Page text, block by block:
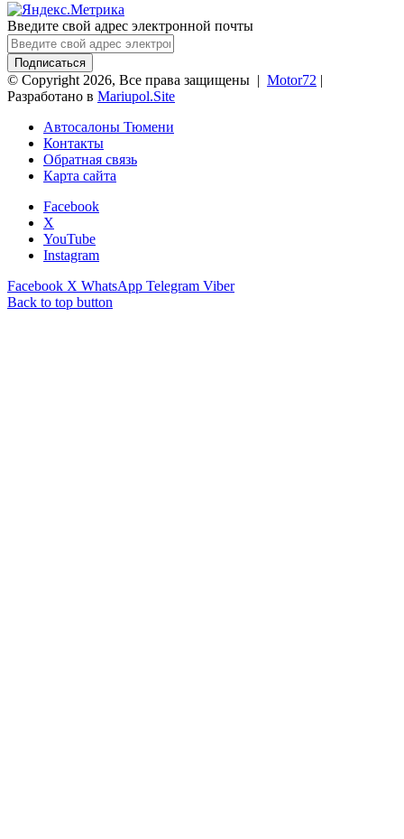
Введите свой адрес электронной почты
© Copyright 2026, Все права защищены | Motor72 |
Разработано в Mariupol.Site
Автосалоны Тюмени
Контакты
Обратная связь
Карта сайта
Facebook
X
YouTube
Instagram
Facebook X WhatsApp Telegram Viber
Back to top button